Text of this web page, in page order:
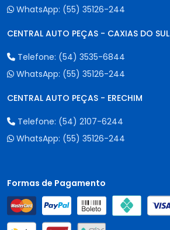
WhatsApp: (55) 35126-244
CENTRAL AUTO PEÇAS - CAXIAS DO SUL
Telefone: (54) 3535-6844
WhatsApp: (55) 35126-244
CENTRAL AUTO PEÇAS - ERECHIM
Telefone: (54) 2107-6244
WhatsApp: (55) 35126-244
Formas de Pagamento